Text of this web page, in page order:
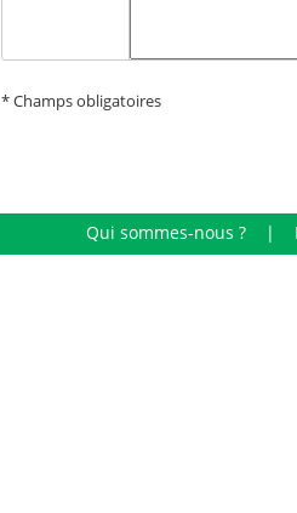
* Champs obligatoires
Qui sommes-nous ?